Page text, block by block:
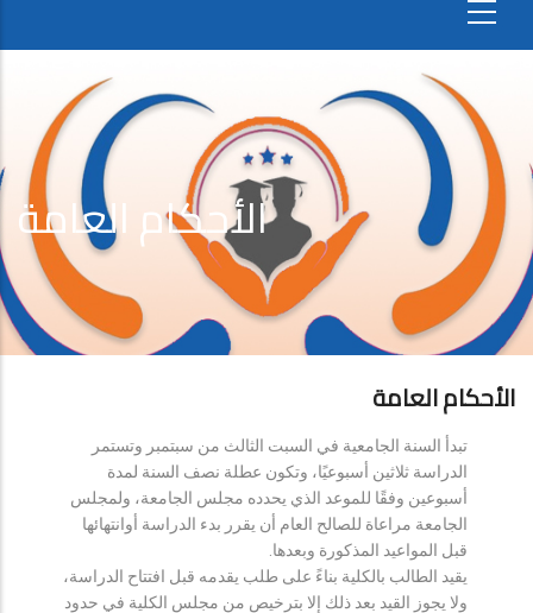
الأحكام العامة
الأحكام العامة
تبدأ السنة الجامعية في السبت الثالث من سبتمبر وتستمر
الدراسة ثلاثين أسبوعيًا، وتكون عطلة نصف السنة لمدة
أسبوعين وفقًا للموعد الذي يحدده مجلس الجامعة، ولمجلس
الجامعة مراعاة للصالح العام أن يقرر بدء الدراسة أوانتهائها
قبل المواعيد المذكورة وبعدها.
يقيد الطالب بالكلية بناءً على طلب يقدمه قبل افتتاح الدراسة،
ولا يجوز القيد بعد ذلك إلا بترخيص من مجلس الكلية في حدود